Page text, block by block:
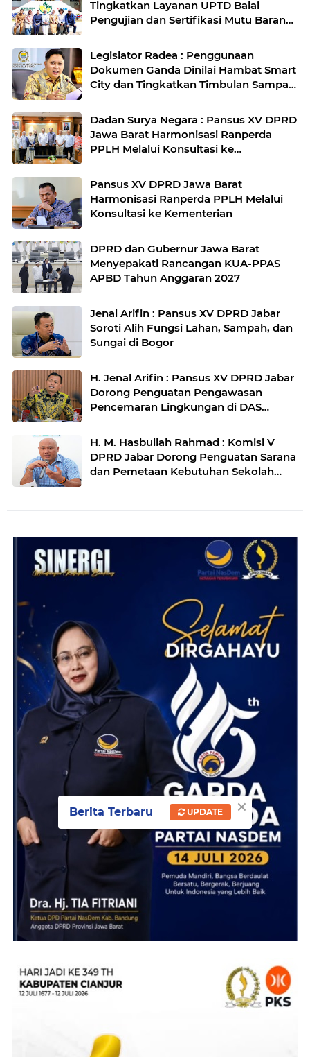
Tingkatkan Layanan UPTD Balai
Pengujian dan Sertifikasi Mutu Barang
Legislator Radea : Penggunaan
Dokumen Ganda Dinilai Hambat Smart
City dan Tingkatkan Timbulan Sampah
Dadan Surya Negara : Pansus XV DPRD
Jawa Barat Harmonisasi Ranperda
PPLH Melalui Konsultasi ke
Pansus XV DPRD Jawa Barat
Harmonisasi Ranperda PPLH Melalui
Konsultasi ke Kementerian
DPRD dan Gubernur Jawa Barat
Menyepakati Rancangan KUA-PPAS
APBD Tahun Anggaran 2027
Jenal Arifin : Pansus XV DPRD Jabar
Soroti Alih Fungsi Lahan, Sampah, dan
Sungai di Bogor
H. Jenal Arifin : Pansus XV DPRD Jabar
Dorong Penguatan Pengawasan
Pencemaran Lingkungan di DAS
H. M. Hasbullah Rahmad : Komisi V
DPRD Jabar Dorong Penguatan Sarana
dan Pemetaan Kebutuhan Sekolah
×
Berita Terbaru UPDATE